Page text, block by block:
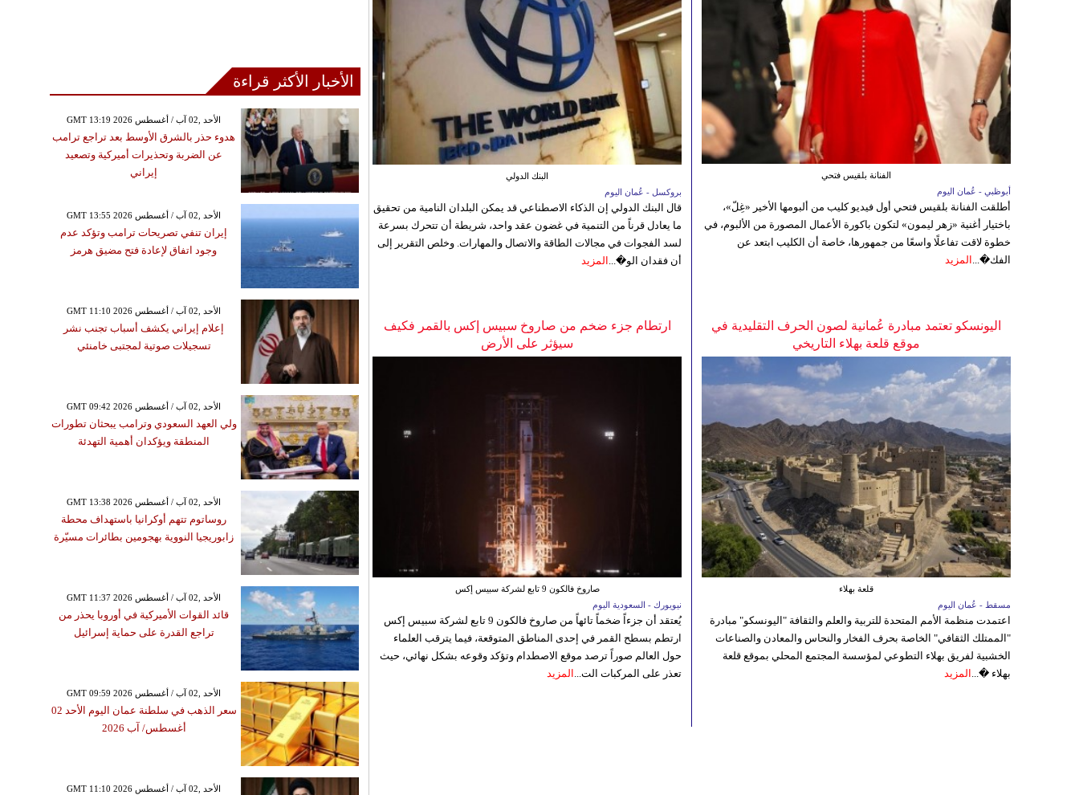
البنك الدولي
بروكسل - عُمان اليوم
قال البنك الدولي إن الذكاء الاصطناعي قد يمكن البلدان النامية من تحقيق
ما يعادل قرناً من التنمية في غضون عقد واحد، شريطة أن تتحرك بسرعة
لسد الفجوات في مجالات الطاقة والاتصال والمهارات. وخلص التقرير إلى
أن فقدان الو�... المزيد
الفنانة بلقيس فتحي
أبوظبي - عُمان اليوم
أطلقت الفنانة بلقيس فتحي أول فيديو كليب من ألبومها الأخير «غِلّ»،
باختيار أغنية «زهر ليمون» لتكون باكورة الأعمال المصورة من الألبوم، في
خطوة لاقت تفاعلًا واسعًا من جمهورها، خاصة أن الكليب ابتعد عن
الفك�... المزيد
ارتطام جزء ضخم من صاروخ سبيس إكس بالقمر فكيف
سيؤثر على الأرض
صاروخ فالكون 9 تابع لشركة سبيس إكس
نيويورك - السعودية اليوم
يُعتقد أن جزءاً ضخماً تائهاً من صاروخ فالكون 9 تابع لشركة سبيس إكس
ارتطم بسطح القمر في إحدى المناطق المتوقعة، فيما يترقب العلماء
حول العالم صوراً ترصد موقع الاصطدام وتؤكد وقوعه بشكل نهائي، حيث
تعذر على المركبات الت... المزيد
اليونسكو تعتمد مبادرة عُمانية لصون الحرف التقليدية في
موقع قلعة بهلاء التاريخي
قلعة بهلاء
مسقط - عُمان اليوم
اعتمدت منظمة الأمم المتحدة للتربية والعلم والثقافة "اليونسكو" مبادرة
"الممتلك الثقافي" الخاصة بحرف الفخار والنحاس والمعادن والصناعات
الخشبية لفريق بهلاء التطوعي لمؤسسة المجتمع المحلي بموقع قلعة
بهلاء �... المزيد
الأخبار الأكثر قراءة
GMT 13:19 2026 الأحد ,02 آب / أغسطس
هدوء حذر بالشرق الأوسط بعد تراجع ترامب
عن الضربة وتحذيرات أميركية وتصعيد
إيراني
GMT 13:55 2026 الأحد ,02 آب / أغسطس
إيران تنفي تصريحات ترامب وتؤكد عدم
وجود اتفاق لإعادة فتح مضيق هرمز
GMT 11:10 2026 الأحد ,02 آب / أغسطس
إعلام إيراني يكشف أسباب تجنب نشر
تسجيلات صوتية لمجتبى خامنئي
GMT 09:42 2026 الأحد ,02 آب / أغسطس
ولي العهد السعودي وترامب يبحثان تطورات
المنطقة ويؤكدان أهمية التهدئة
GMT 13:38 2026 الأحد ,02 آب / أغسطس
روساتوم تتهم أوكرانيا باستهداف محطة
زابوريجيا النووية بهجومين بطائرات مسيّرة
GMT 11:37 2026 الأحد ,02 آب / أغسطس
قائد القوات الأميركية في أوروبا يحذر من
تراجع القدرة على حماية إسرائيل
GMT 09:59 2026 الأحد ,02 آب / أغسطس
سعر الذهب في سلطنة عمان اليوم الأحد 02
أغسطس/ آب 2026
GMT 11:10 2026 الأحد ,02 آب / أغسطس